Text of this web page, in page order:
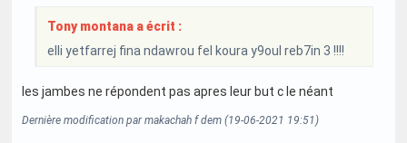
Tony montana a écrit :
elli yetfarrej fina ndawrou fel koura y9oul reb7in 3 !!!!
les jambes ne répondent pas apres leur but c le néant
Dernière modification par makachah f dem (19-06-2021 19:51)